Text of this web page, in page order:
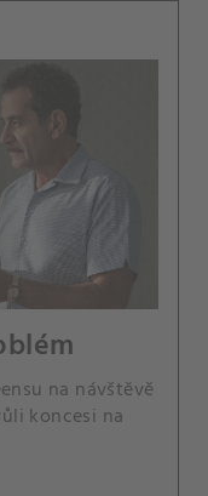
na návštěvě
koncesi na